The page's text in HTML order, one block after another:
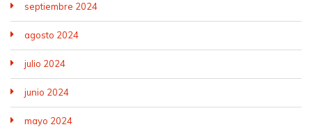
septiembre 2024
agosto 2024
julio 2024
junio 2024
mayo 2024